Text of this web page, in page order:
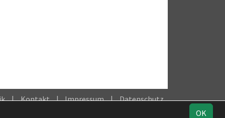
Kontakt Impressum
Datenschutz
OK